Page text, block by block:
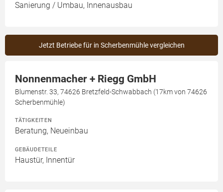
Sanierung / Umbau, Innenausbau
Jetzt Betriebe für in Scherbenmühle vergleichen
Nonnenmacher + Riegg GmbH
Blumenstr. 33, 74626 Bretzfeld-Schwabbach (17km von 74626
Scherbenmühle)
TÄTIGKEITEN
Beratung, Neueinbau
GEBÄUDETEILE
Haustür, Innentür